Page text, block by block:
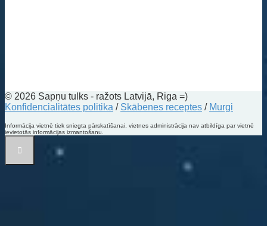
© 2026 Sapņu tulks - ražots Latvijā, Riga =)
Konfidencialitātes politika / Skābenes receptes / Murgi
Informācija vietnē tiek sniegta pārskatīšanai, vietnes administrācija nav atbildīga par vietnē
ievietotās informācijas izmantošanu.